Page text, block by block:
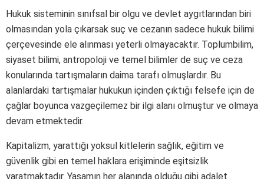
Hukuk sisteminin sınıfsal bir olgu ve devlet aygıtlarından biri
olmasından yola çıkarsak suç ve cezanın sadece hukuk bilimi
çerçevesinde ele alınması yeterli olmayacaktır. Toplumbilim,
siyaset bilimi, antropoloji ve temel bilimler de suç ve ceza
konularında tartışmaların daima tarafı olmuşlardır. Bu
alanlardaki tartışmalar hukukun içinden çıktığı felsefe için de
çağlar boyunca vazgeçilemez bir ilgi alanı olmuştur ve olmaya
devam etmektedir.
Kapitalizm, yarattığı yoksul kitlelerin sağlık, eğitim ve
güvenlik gibi en temel haklara erişiminde eşitsizlik
yaratmaktadır. Yaşamın her alanında olduğu gibi adalet